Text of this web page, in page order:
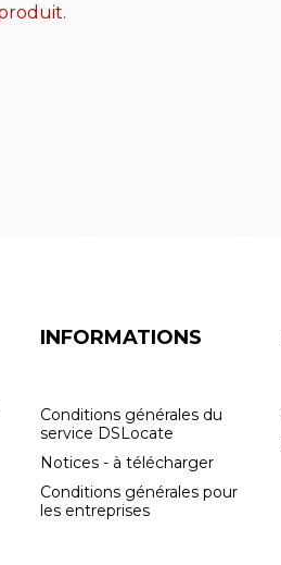
INFORMATIONS
Conditions générales du
service DSLocate
Notices - à télécharger
Conditions générales pour
les entreprises